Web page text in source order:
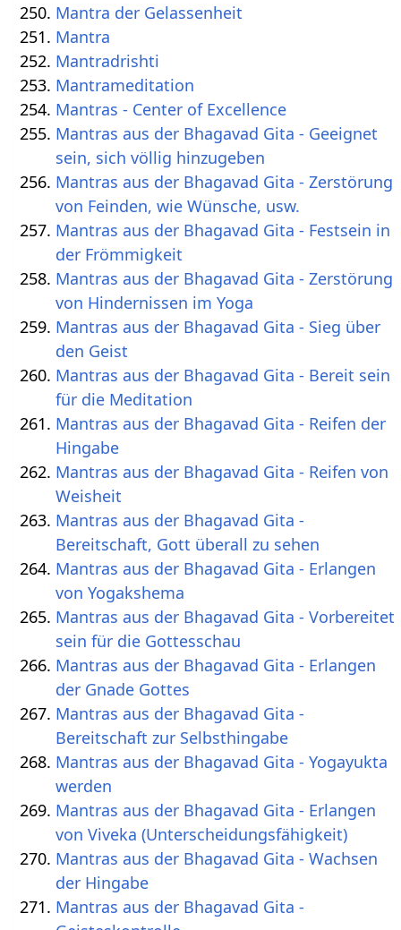
Mantra der Gelassenheit
Mantra
Mantradrishti
Mantrameditation
Mantras - Center of Excellence
Mantras aus der Bhagavad Gita - Geeignet
sein, sich völlig hinzugeben
Mantras aus der Bhagavad Gita - Zerstörung
von Feinden, wie Wünsche, usw.
Mantras aus der Bhagavad Gita - Festsein in
der Frömmigkeit
Mantras aus der Bhagavad Gita - Zerstörung
von Hindernissen im Yoga
Mantras aus der Bhagavad Gita - Sieg über
den Geist
Mantras aus der Bhagavad Gita - Bereit sein
für die Meditation
Mantras aus der Bhagavad Gita - Reifen der
Hingabe
Mantras aus der Bhagavad Gita - Reifen von
Weisheit
Mantras aus der Bhagavad Gita -
Bereitschaft, Gott überall zu sehen
Mantras aus der Bhagavad Gita - Erlangen
von Yogakshema
Mantras aus der Bhagavad Gita - Vorbereitet
sein für die Gottesschau
Mantras aus der Bhagavad Gita - Erlangen
der Gnade Gottes
Mantras aus der Bhagavad Gita -
Bereitschaft zur Selbsthingabe
Mantras aus der Bhagavad Gita - Yogayukta
werden
Mantras aus der Bhagavad Gita - Erlangen
von Viveka (Unterscheidungsfähigkeit)
Mantras aus der Bhagavad Gita - Wachsen
der Hingabe
Mantras aus der Bhagavad Gita -